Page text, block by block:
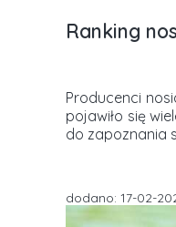
Ranking
Producenci
pojawiło się
do zapoznania
dodano: 17-02-